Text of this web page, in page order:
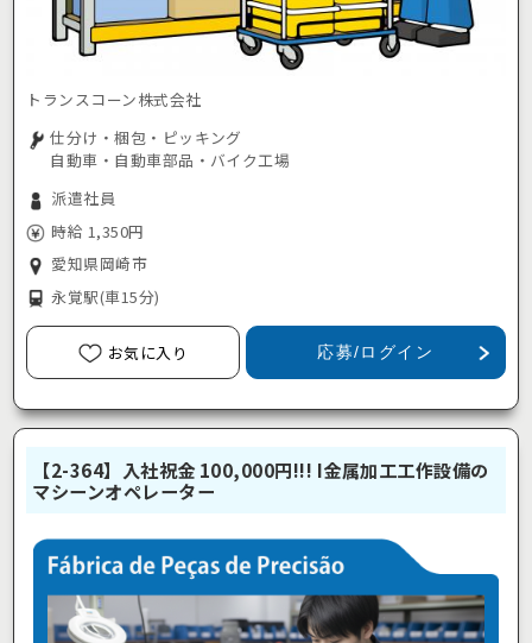
トランスコーン株式会社
仕分け・梱包・ピッキング
自動車・自動車部品・バイク工場
派遣社員
時給 1,350円
愛知県岡崎市
永覚駅(車15分)
お気に入り 応募/ログイン
【2-364】入社祝金 100,000円!!! I金属加工工作設備の
マシーンオペレーター